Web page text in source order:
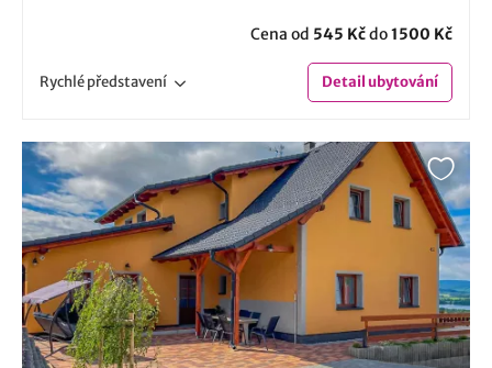
Cena od 545 Kčdo1500 Kč
Rychlépředstavení Detailubytování